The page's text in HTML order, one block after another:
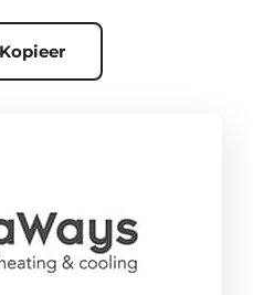
Kopieer